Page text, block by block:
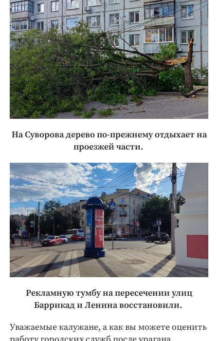
На Суворова дерево по-прежнему отдыхает на
проезжей части.
Рекламную тумбу на пересечении улиц
Баррикад и Ленина восстановили.
Уважаемые калужане, а как вы можете оценить